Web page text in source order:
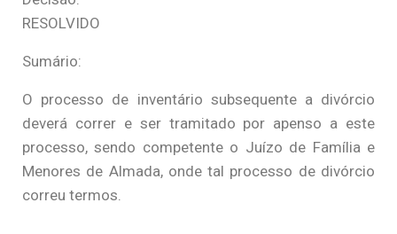
RESOLVIDO
Sumário:
O processo de inventário subsequente a divórcio
deverá correr e ser tramitado por apenso a este
processo, sendo competente o Juízo de Família e
Menores de Almada, onde tal processo de divórcio
correu termos.